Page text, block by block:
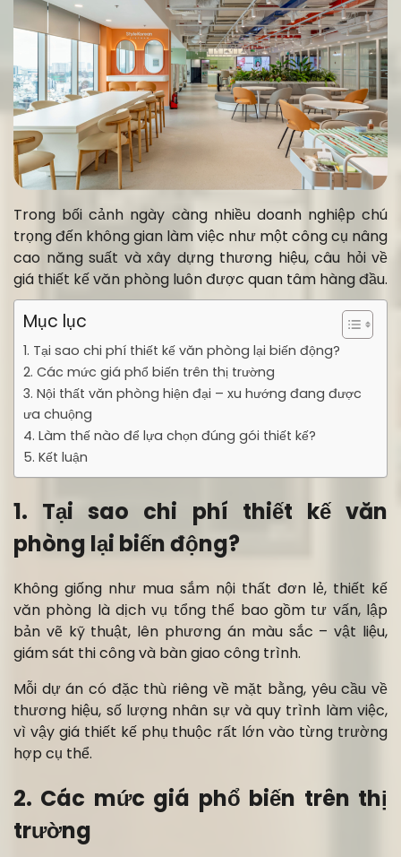
Trong bối cảnh ngày càng nhiều doanh nghiệp chú
trọng đến không gian làm việc như một công cụ nâng
cao năng suất và xây dựng thương hiệu, câu hỏi về
giá thiết kế văn phòng luôn được quan tâm hàng đầu.
Mục lục
1. Tại sao chi phí thiết kế văn phòng lại biến động?
2. Các mức giá phổ biến trên thị trường
3. Nội thất văn phòng hiện đại – xu hướng đang được
ưa chuộng
4. Làm thế nào để lựa chọn đúng gói thiết kế?
5. Kết luận
1. Tại sao chi phí thiết kế văn
phòng lại biến động?
Không giống như mua sắm nội thất đơn lẻ, thiết kế
văn phòng là dịch vụ tổng thể bao gồm tư vấn, lập
bản vẽ kỹ thuật, lên phương án màu sắc – vật liệu,
giám sát thi công và bàn giao công trình.
Mỗi dự án có đặc thù riêng về mặt bằng, yêu cầu về
thương hiệu, số lượng nhân sự và quy trình làm việc,
vì vậy giá thiết kế phụ thuộc rất lớn vào từng trường
hợp cụ thể.
2. Các mức giá phổ biến trên thị
trường